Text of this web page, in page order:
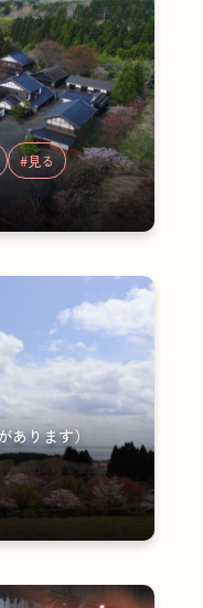
#見る
あります）